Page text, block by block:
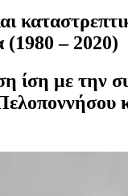
(1980 – 2020)
ίση με την